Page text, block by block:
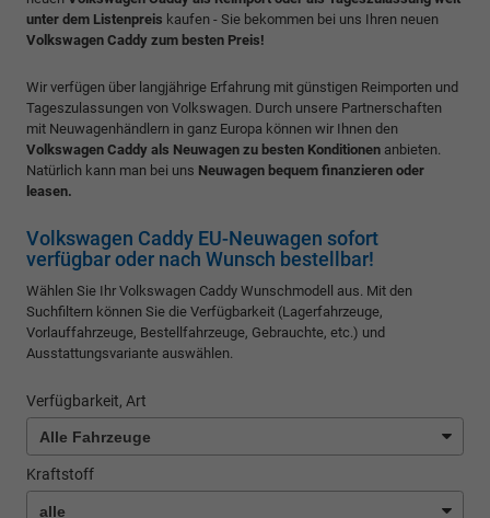
unter dem Listenpreis kaufen - Sie bekommen bei uns Ihren neuen
Volkswagen Caddy zum besten Preis!
Wir verfügen über langjährige Erfahrung mit günstigen Reimporten und
Tageszulassungen von Volkswagen. Durch unsere Partnerschaften
mit Neuwagenhändlern in ganz Europa können wir Ihnen den
Volkswagen Caddy als Neuwagen zu besten Konditionen anbieten.
Natürlich kann man bei uns Neuwagen bequem finanzieren oder
leasen.
Volkswagen Caddy EU-Neuwagen sofort
verfügbar oder nach Wunsch bestellbar!
Wählen Sie Ihr Volkswagen Caddy Wunschmodell aus. Mit den
Suchfiltern können Sie die Verfügbarkeit (Lagerfahrzeuge,
Vorlauffahrzeuge, Bestellfahrzeuge, Gebrauchte, etc.) und
Ausstattungsvariante auswählen.
Verfügbarkeit, Art
Kraftstoff